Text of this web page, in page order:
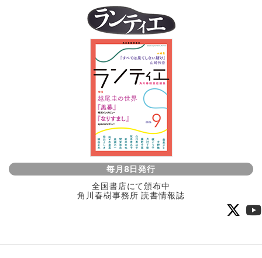
毎月8日発行
全国書店にて頒布中
角川春樹事務所 読書情報誌